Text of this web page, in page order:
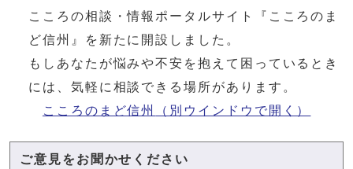
こころの相談・情報ポータルサイト『こころのま
ど信州』を新たに開設しました。
もしあなたが悩みや不安を抱えて困っているとき
には、気軽に相談できる場所があります。
こころのまど信州
（別ウインドウで開く）
ご意見をお聞かせください